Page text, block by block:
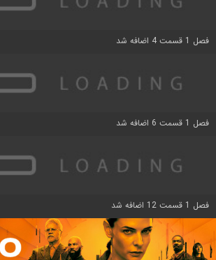
فصل 1 قسمت 4 اضافه شد
فصل 1 قسمت 6 اضافه شد
فصل 1 قسمت 12 اضافه شد